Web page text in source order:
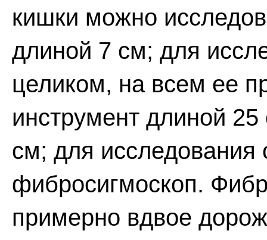
кишки можно
длиной 7 см; для
целиком, на всем ее
инструмент длиной
см; для исследования
фибросигмоскоп.
примерно вдвое